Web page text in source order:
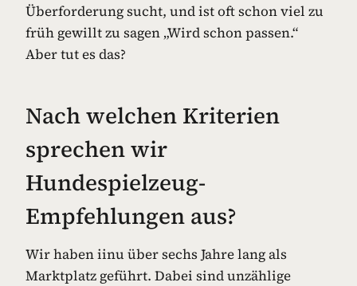
Überforderung sucht, und ist oft schon viel zu
früh gewillt zu sagen „Wird schon passen.“
Aber tut es das?
Nach welchen Kriterien
sprechen wir
Hundespielzeug-
Empfehlungen aus?
Wir haben iinu über sechs Jahre lang als
Marktplatz geführt. Dabei sind unzählige